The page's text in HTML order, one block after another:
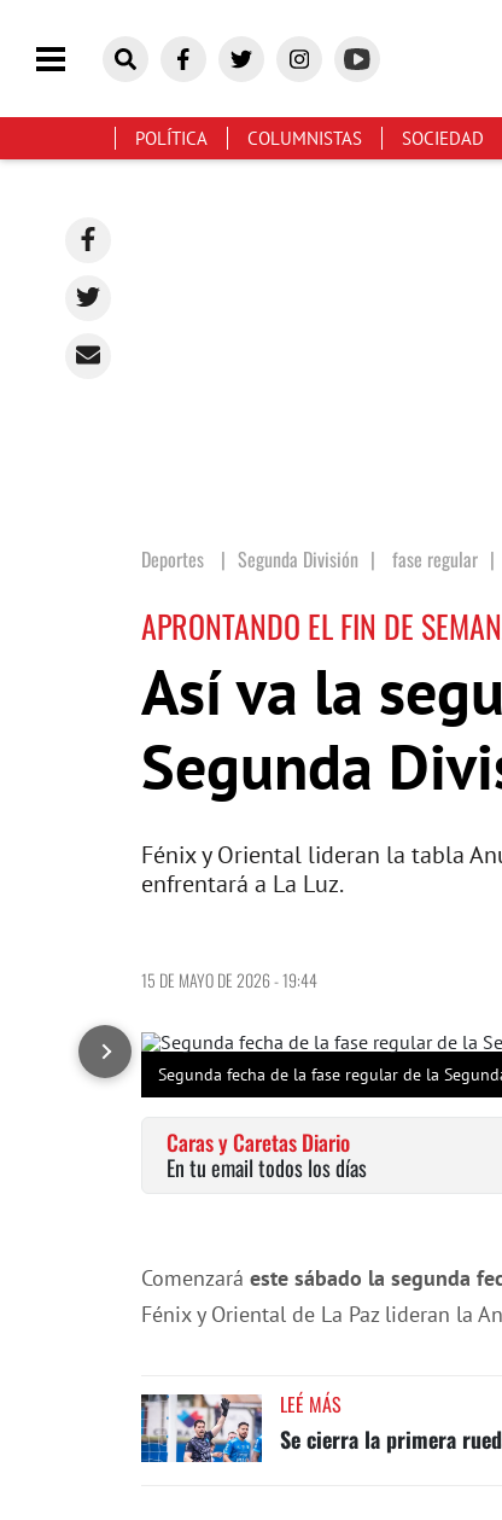
POLÍTICA COLUMNISTAS SOCIEDAD
Deportes Segunda División | fase regular |
APRONTANDO EL FIN DE
Así va la
Segunda
Fénix y Oriental lideran la tabla
enfrentará a La Luz.
15 DE MAYO DE 2026 - 19:44
Segunda fecha de la fase regular de la
Caras y Caretas Diario
En tu email todos los días
Comenzará este sábado la segunda
Fénix y Oriental de La Paz lideran la
LEÉ MÁS
Se cierra la primera